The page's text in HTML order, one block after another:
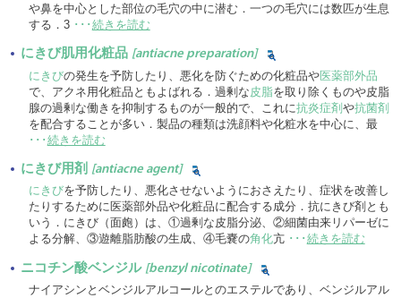
や鼻を中心とした部位の毛穴の中に潜む．一つの毛穴には数匹が生息
する．3 ･･･ 続きを読む
にきび肌用化粧品 [antiacne preparation]
にきびの発生を予防したり、悪化を防ぐための化粧品や医薬部外品
で、アクネ用化粧品ともよばれる．過剰な 皮脂を取り除くものや皮脂
腺の過剰な働きを抑制するものが一般的で、これに抗炎症剤や抗菌剤
を配合することが多い．製品の種類は洗顔料や化粧水を中心に、最
･･･ 続きを読む
にきび用剤 [antiacne agent]
にきびを予防したり、悪化させないようにおさえたり、症状を改善し
たりするために医薬部外品や化粧品に配合する成分．抗にきび剤とも
いう．にきび（面皰）は、①過剰な皮脂分泌、②細菌由来リパーゼに
よる分解、③遊離脂肪酸の生成、④毛嚢の角化亢 ･･･ 続きを読む
ニコチン酸ベンジル [benzyl nicotinate]
ナイアシンとベンジルアルコールとのエステルであり、ベンジルアル